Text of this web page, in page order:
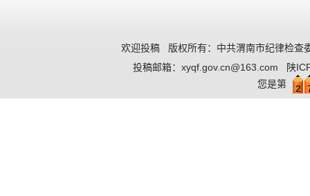
欢迎投稿 版权所有：中共渭南市纪律检查
投稿邮箱： xyqf.gov.cn@163.com
陕
您是第